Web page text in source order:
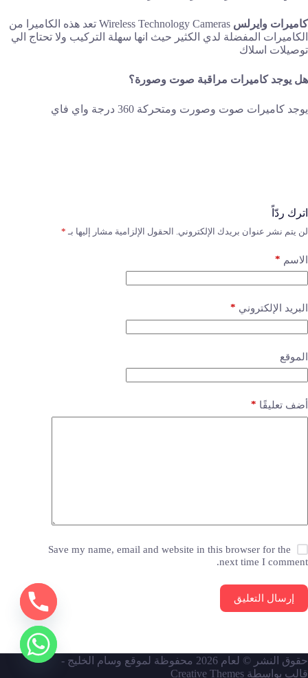
كاميرات وايرلس
Wireless Technology Cameras تعد هذه الكاميرا من
الكاميرات المفضلة لدي الكثير حيث انها سهلة التركيب ولا تحتاج الي
توصيلات اسلاك
هل يوجد كاميرات مراقبة صوت وصورة؟
يوجد كاميرات صوت وصورت ومتحركة 360 درجة واي فاي
اترك ردّاً
لن يتم نشر عنوان بريدك الإلكتروني. الحقول الإلزامية مشار إليها بـ *
الاسم *
البريد الإلكتروني *
الموقع
أضف تعليقًا *
Save my name, email and website in this browser for the
next time I comment.
إرسال التعليق
حقوق النشر © لعام 2026 محفوظة لموقع وسام الخليج -
قالب بواسطة Creative Themes